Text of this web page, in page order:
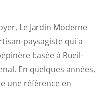
Le Jardin Moderne
paysagiste qui a
basée à Rueil-
En quelques années,
une référence en